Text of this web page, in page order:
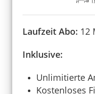
Laufzeit Abo: 12
Inklusive:
Unlimitierte
Kostenloses